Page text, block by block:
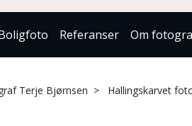
Referanser Om
Terje Bjørnsen Hallingskarvet